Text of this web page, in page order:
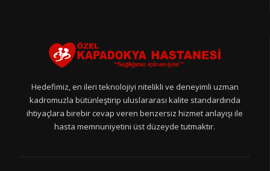
Hedefimiz, en ileri teknolojiyi nitelikli ve deneyimli uzman
kadromuzla bütünleştirip uluslararası kalite standardında
ihtiyaçlara birebir cevap veren benzersiz hizmet anlayışı ile
hasta memnuniyetini üst düzeyde tutmaktır.